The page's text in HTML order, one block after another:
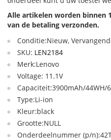
Alle artikelen worden binnen
van de betaling verzonden.
Conditie:Nieuw,
SKU: LEN2184
Merk:Lenovo
Voltage: 11.1V
Capaciteit:3900mAh/44WH/
Type:Li-ion
Kleur:black
Grootte:NULL
Onderdeelnummer (p/